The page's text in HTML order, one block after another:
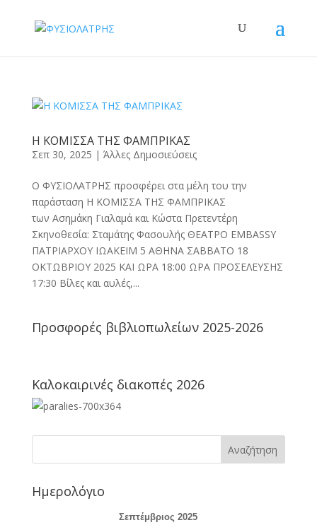
Η ΚΟΜΙΣΣΑ ΤΗΣ ΦΑΜΠΡΙΚΑΣ
Σεπ 30, 2025 | Άλλες Δημοσιεύσεις
Ο ΦΥΣΙΟΛΑΤΡΗΣ προσφέρει στα μέλη του την
παράσταση Η ΚΟΜΙΣΣΑ ΤΗΣ ΦΑΜΠΡΙΚΑΣ
των Ασημάκη Γιαλαμά και Κώστα Πρετεντέρη
Σκηνοθεσία: Σταμάτης Φασουλής ΘΕΑΤΡΟ EMBASSY
ΠΑΤΡΙΑΡΧΟΥ ΙΩΑΚΕΙΜ 5 ΑΘΗΝΑ ΣΑΒΒΑΤΟ 18
ΟΚΤΩΒΡΙΟΥ 2025 ΚΑΙ ΩΡΑ 18:00 ΩΡΑ ΠΡΟΣΕΛΕΥΣΗΣ
17:30 Βίλες και αυλές,...
Προσφορές βιβλιοπωλείων 2025-2026
Καλοκαιρινές διακοπές 2026
Ημερολόγιο
Σεπτέμβριος 2025